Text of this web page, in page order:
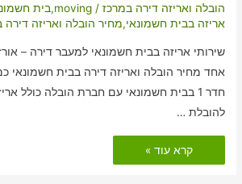
הובלה ואריזה דירה במרכז /
moving
,בית
אריזה בבית חשמונאי,מחיר הובלה ואריזה דירה
שירותי אריזה בבית חשמונאי למעבר דירה –
אחד מחיר הובלה ואריזה דירה בבית חשמונאי
חדר 1 בבית חשמונאי עם חברת הובלה כולל
להובלת …
הובלות
דירה
כולל
קרא עוד »